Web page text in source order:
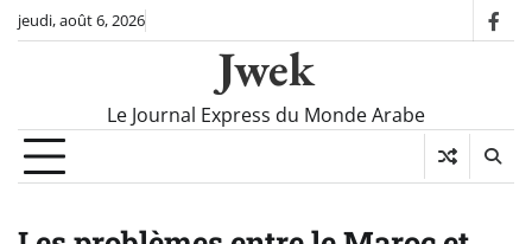
Skipjeudi, août 6, 2026
Jwek
Le Journal Express du Monde Arabe